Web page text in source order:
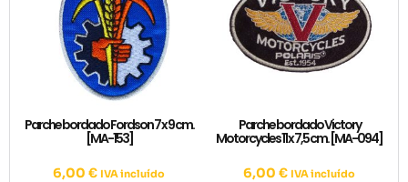
Parche bordado Fordson 7 x 9 cm.
[MA-153]
6,00 € IVA incluído
Parche bordado Victory
Motorcycles 11 x 7,5 cm. [MA-094]
6,00 € IVA incluído